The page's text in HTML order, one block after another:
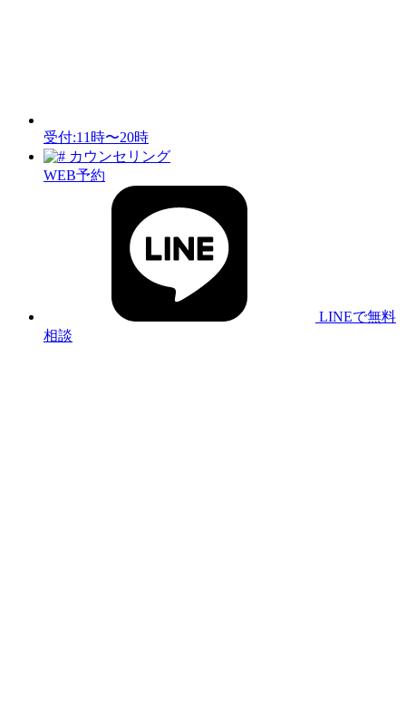
受付:11時〜20時
カウンセリング
WEB予約
LINEで無料
相談